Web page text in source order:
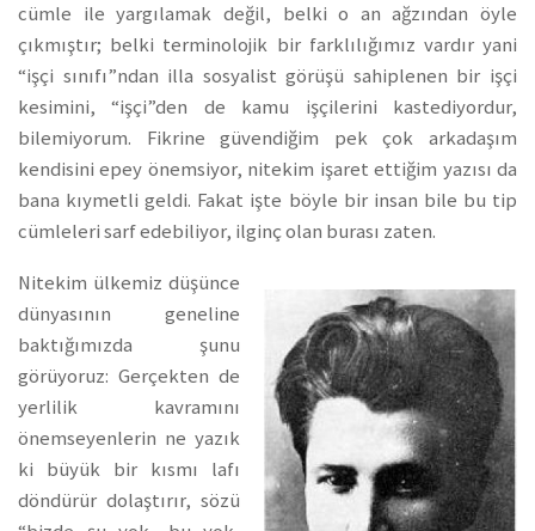
cümle ile yargılamak değil, belki o an ağzından öyle
çıkmıştır; belki terminolojik bir farklılığımız vardır yani
“işçi sınıfı”ndan illa sosyalist görüşü sahiplenen bir işçi
kesimini, “işçi”den de kamu işçilerini kastediyordur,
bilemiyorum. Fikrine güvendiğim pek çok arkadaşım
kendisini epey önemsiyor, nitekim işaret ettiğim yazısı da
bana kıymetli geldi. Fakat işte böyle bir insan bile bu tip
cümleleri sarf edebiliyor, ilginç olan burası zaten.
Nitekim ülkemiz düşünce
dünyasının geneline
baktığımızda şunu
görüyoruz: Gerçekten de
yerlilik kavramını
önemseyenlerin ne yazık
ki büyük bir kısmı lafı
döndürür dolaştırır, sözü